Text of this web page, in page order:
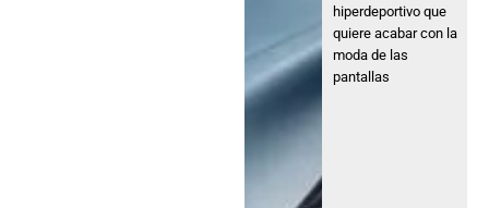
hiperdeportivo que
quiere acabar con la
moda de las
pantallas